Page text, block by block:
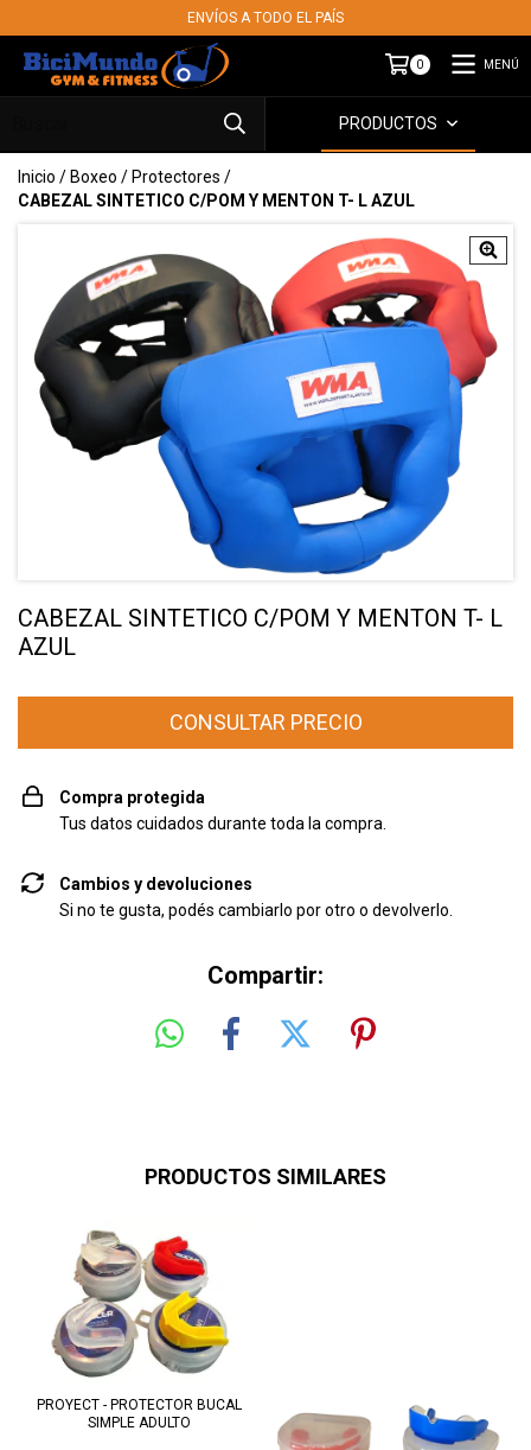
ENVÍOS A TODO EL PAÍS
0 MENÚ
PRODUCTOS
Inicio / Boxeo / Protectores /
CABEZAL SINTETICO C/POM Y MENTON T- L AZUL
CABEZAL SINTETICO C/POM Y MENTON T- L
AZUL
Compra protegida
Tus datos cuidados durante toda la compra.
Cambios y devoluciones
Si no te gusta, podés cambiarlo por otro o devolverlo.
Compartir:
PRODUCTOS SIMILARES
PROYECT - PROTECTOR BUCAL
SIMPLE ADULTO